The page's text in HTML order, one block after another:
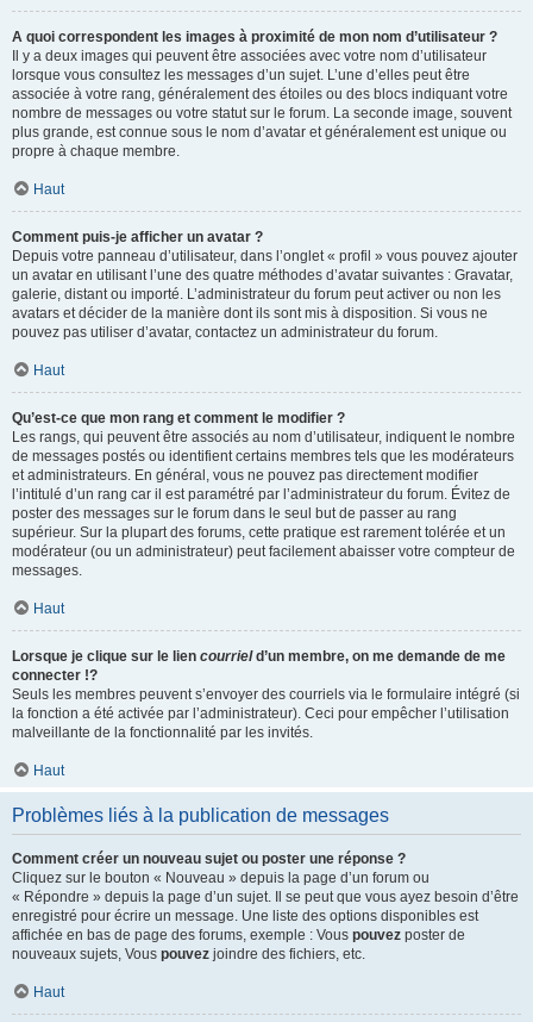
A quoi correspondent les images à proximité de mon nom d’utilisateur ?
Il y a deux images qui peuvent être associées avec votre nom d’utilisateur
lorsque vous consultez les messages d’un sujet. L’une d’elles peut être
associée à votre rang, généralement des étoiles ou des blocs indiquant votre
nombre de messages ou votre statut sur le forum. La seconde image, souvent
plus grande, est connue sous le nom d’avatar et généralement est unique ou
propre à chaque membre.
Haut
Comment puis-je afficher un avatar ?
Depuis votre panneau d’utilisateur, dans l’onglet « profil » vous pouvez ajouter
un avatar en utilisant l’une des quatre méthodes d’avatar suivantes : Gravatar,
galerie, distant ou importé. L’administrateur du forum peut activer ou non les
avatars et décider de la manière dont ils sont mis à disposition. Si vous ne
pouvez pas utiliser d’avatar, contactez un administrateur du forum.
Haut
Qu’est-ce que mon rang et comment le modifier ?
Les rangs, qui peuvent être associés au nom d’utilisateur, indiquent le nombre
de messages postés ou identifient certains membres tels que les modérateurs
et administrateurs. En général, vous ne pouvez pas directement modifier
l’intitulé d’un rang car il est paramétré par l’administrateur du forum. Évitez de
poster des messages sur le forum dans le seul but de passer au rang
supérieur. Sur la plupart des forums, cette pratique est rarement tolérée et un
modérateur (ou un administrateur) peut facilement abaisser votre compteur de
messages.
Haut
Lorsque je clique sur le lien courrield’un membre, on me demande de me
connecter !?
Seuls les membres peuvent s’envoyer des courriels via le formulaire intégré (si
la fonction a été activée par l’administrateur). Ceci pour empêcher l’utilisation
malveillante de la fonctionnalité par les invités.
Haut
Problèmes liés à la publication de messages
Comment créer un nouveau sujet ou poster une réponse ?
Cliquez sur le bouton « Nouveau » depuis la page d’un forum ou
« Répondre » depuis la page d’un sujet. Il se peut que vous ayez besoin d’être
enregistré pour écrire un message. Une liste des options disponibles est
affichée en bas de page des forums, exemple : Vous pouvez poster de
nouveaux sujets, Vous pouvez joindre des fichiers, etc.
Haut